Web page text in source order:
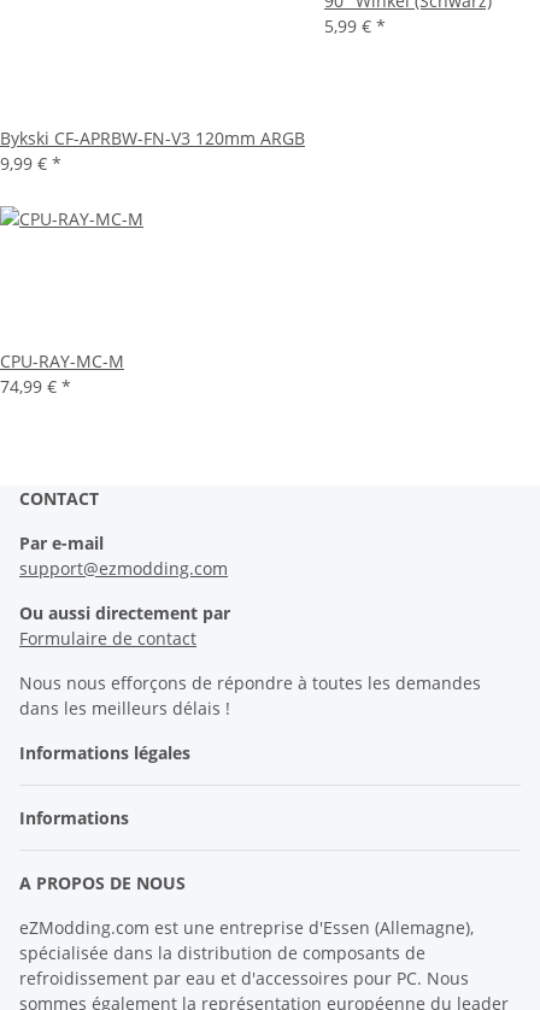
Bykski CF-APRBW-FN-V3 120mm ARGB
9,99 € *
5,99 € *
CPU-RAY-MC-M
74,99 € *
CONTACT
Par e-mail
support@ezmodding.com
Ou aussi directement par
Formulaire de contact
Nous nous efforçons de répondre à toutes les demandes
dans les meilleurs délais !
Informations légales
Informations
A PROPOS DE NOUS
eZModding.com est une entreprise d'Essen (Allemagne),
spécialisée dans la distribution de composants de
refroidissement par eau et d'accessoires pour PC. Nous
sommes également la représentation européenne du leader